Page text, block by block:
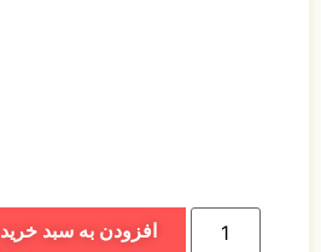
افزودن به سبد خرید